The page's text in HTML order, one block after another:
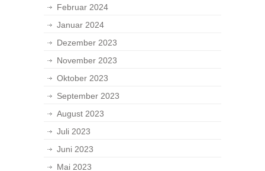
Februar 2024
Januar 2024
Dezember 2023
November 2023
Oktober 2023
September 2023
August 2023
Juli 2023
Juni 2023
Mai 2023